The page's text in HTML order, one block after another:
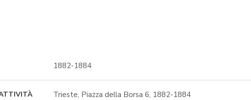
1882-1884
Trieste, Piazza della Borsa 6, 1882-1884